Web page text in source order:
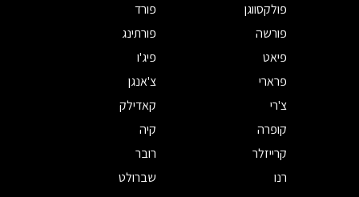
פולקסווגן
פורד
פורשה
פורתינג
פיאט
פיג'ו
פרארי
צ'אנגן
צ'רי
קאדילק
קופרה
קיה
קרייזלר
רובר
רנו
שברולט